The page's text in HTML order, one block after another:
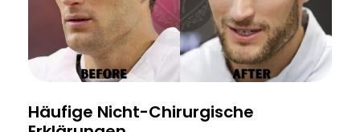
Häufige Nicht-Chirurgische